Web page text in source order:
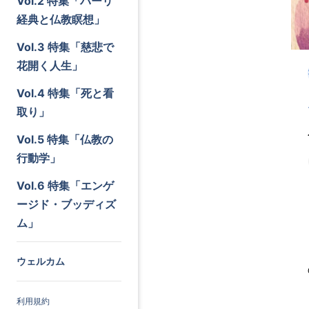
経典と仏教瞑想」
Vol.3 特集「慈悲で
花開く人生」
Vol.4 特集「死と看
取り」
Vol.5 特集「仏教の
行動学」
Vol.6 特集「エンゲ
ージド・ブッディズ
ム」
ウェルカム
利用規約